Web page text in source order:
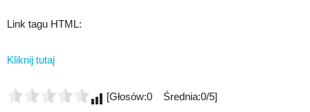
Link tagu HTML:
Kliknij tutaj
[Głosów:0 Średnia:0/5]